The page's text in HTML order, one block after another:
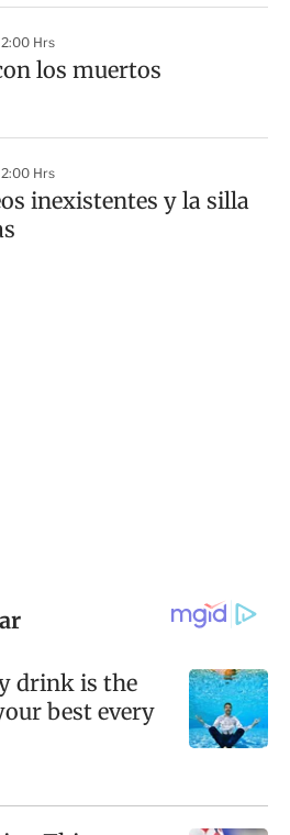
Hrs
los muertos
Hrs
inexistentes y la silla